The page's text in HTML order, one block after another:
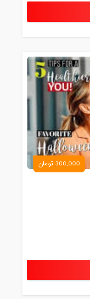
300,000 تومان